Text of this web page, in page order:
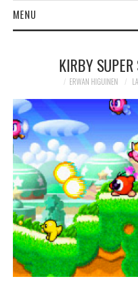
MENU
SÉRIES
ANIMATION
JEU VIDÉO
AUTRES
SOMMAIRE
A PROPOS
KIRBY
ERWAN HIGUINEN